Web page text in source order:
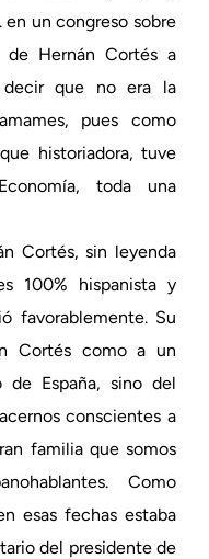
en un congreso sobre
Hernán Cortés a
decir que no era la
pues como
historiadora, tuve
toda una
Cortés, sin leyenda
100% hispanista y
favorablemente. Su
Cortés como a un
España, sino del
conscientes a
familia que somos
Como
esas fechas estaba
del presidente de